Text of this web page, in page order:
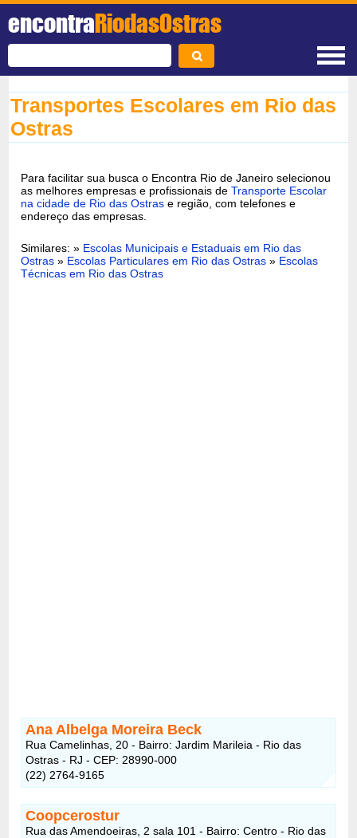
encontraRiodasOstras
Transportes Escolares em Rio das
Ostras
Para facilitar sua busca o Encontra Rio de Janeiro selecionou
as melhores empresas e profissionais deTransporte Escolar
na cidade de Rio das Ostras e região, com telefones e
endereço das empresas.
Similares: » Escolas Municipais e Estaduais em Rio das
Ostras » Escolas Particulares em Rio das Ostras » Escolas
Técnicas em Rio das Ostras
Ana Albelga Moreira Beck
Rua Camelinhas, 20 - Bairro: Jardim Marileia - Rio das
Ostras - RJ - CEP: 28990-000
(22) 2764-9165
Coopcerostur
Rua das Amendoeiras, 2 sala 101 - Bairro: Centro - Rio das